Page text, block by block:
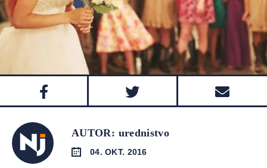
AUTOR: urednistvo
04. OKT. 2016